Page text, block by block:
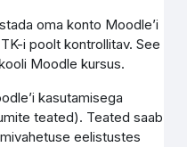
oma konto Moodle’i
i poolt kontrollitav. See
Moodle kursus.
kasutamisega
teated). Teated saab
eelistustes